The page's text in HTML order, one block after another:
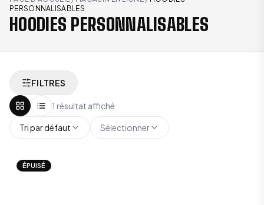
PERSONNALISABLES
HOODIES PERSONNALISABLES
FILTRES
1 résultat affiché
Tri par défaut Sélectionner
ÉPUISÉ